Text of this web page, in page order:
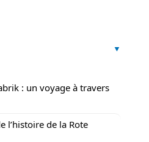
: un voyage à travers
l’histoire de la Rote